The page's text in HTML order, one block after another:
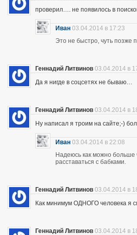
проверил…. не появилось в
Иван 03.04.2014 в 17:23
Это не быстро, чуть позже
Геннадий Литвинов 03.04.2014 в
Да я нигде в соцсетях не бываю…
Геннадий Литвинов 03.04.2014 в
Ну написал я троим на сайте;-)
Иван 03.04.2014 в 22:08
Надеюсь как можно больше
расставаться с бабками.
Геннадий Литвинов 03.04.2014 в
Как минимум ОДНОГО человека я
Геннадий Литвинов 03.04.2014 в